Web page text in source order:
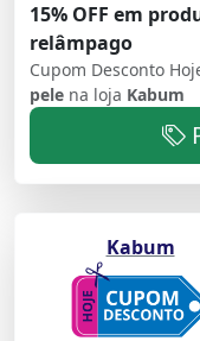
15% OFF em
relâmpago
Cupom Desconto
pele na loja Kabum
Kabum